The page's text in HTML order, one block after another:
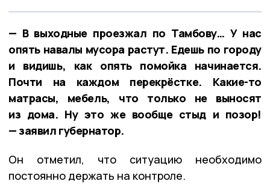
— В выходные проезжал по Тамбову… У нас
опять навалы мусора растут. Едешь по городу
и видишь, как опять помойка начинается.
Почти на каждом перекрёстке. Какие-то
матрасы, мебель, что только не выносят
из дома. Ну это же вообще стыд и позор!
— заявил губернатор.
Он отметил, что ситуацию необходимо
постоянно держать на контроле.